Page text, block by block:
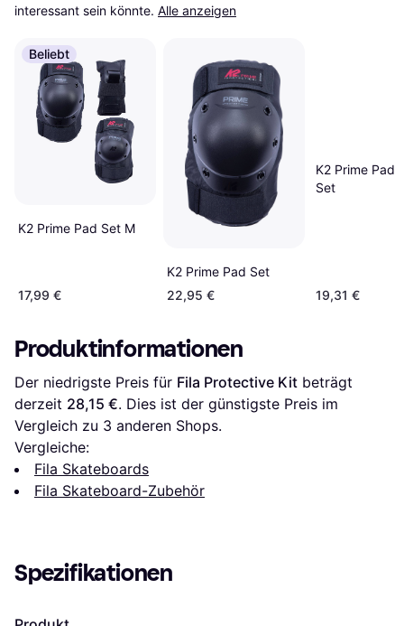
interessant sein könnte. Alle anzeigen
Beliebt
K2 Prime Pad Set M
17,99 €
K2 Prime Pad Set
22,95 €
K2 Prime Pad
Set
19,31 €
Produktinformationen
Der niedrigste Preis für Fila Protective Kit beträgt
derzeit 28,15 €. Dies ist der günstigste Preis im
Vergleich zu 3 anderen Shops.
Vergleiche:
Fila Skateboards
Fila Skateboard-Zubehör
Spezifikationen